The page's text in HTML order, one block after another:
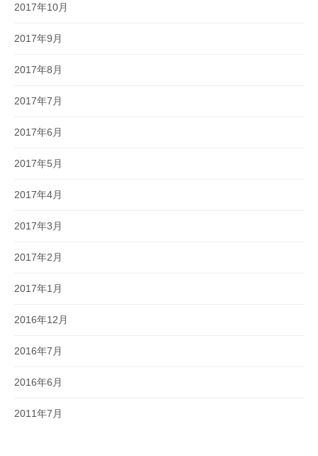
2017年10月
2017年9月
2017年8月
2017年7月
2017年6月
2017年5月
2017年4月
2017年3月
2017年2月
2017年1月
2016年12月
2016年7月
2016年6月
2011年7月